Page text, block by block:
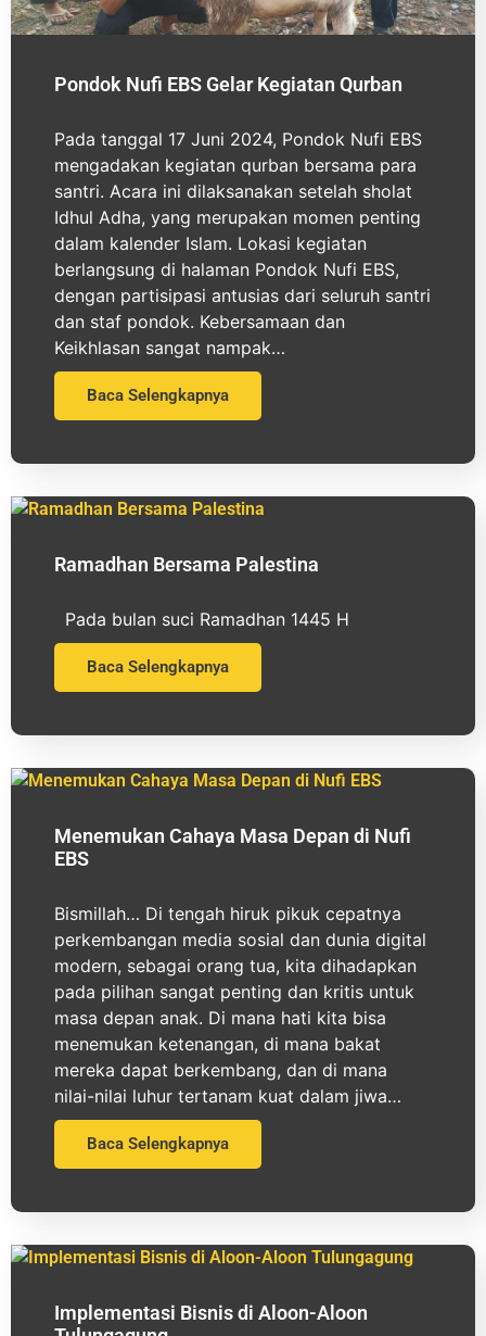
Pondok Nufi EBS Gelar Kegiatan Qurban
Pada tanggal 17 Juni 2024, Pondok Nufi EBS
mengadakan kegiatan qurban bersama para
santri. Acara ini dilaksanakan setelah sholat
Idhul Adha, yang merupakan momen penting
dalam kalender Islam. Lokasi kegiatan
berlangsung di halaman Pondok Nufi EBS,
dengan partisipasi antusias dari seluruh santri
dan staf pondok. Kebersamaan dan
Keikhlasan sangat nampak…
Baca Selengkapnya
Ramadhan Bersama Palestina
Pada bulan suci Ramadhan 1445 H
Baca Selengkapnya
Menemukan Cahaya Masa Depan di Nufi
EBS
Bismillah… Di tengah hiruk pikuk cepatnya
perkembangan media sosial dan dunia digital
modern, sebagai orang tua, kita dihadapkan
pada pilihan sangat penting dan kritis untuk
masa depan anak. Di mana hati kita bisa
menemukan ketenangan, di mana bakat
mereka dapat berkembang, dan di mana
nilai-nilai luhur tertanam kuat dalam jiwa…
Baca Selengkapnya
Implementasi Bisnis di Aloon-Aloon